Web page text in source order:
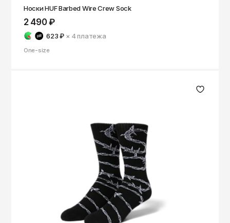
Носки HUF Barbed Wire Crew Sock
2 490 ₽
623 ₽ × 4платежа
One-size